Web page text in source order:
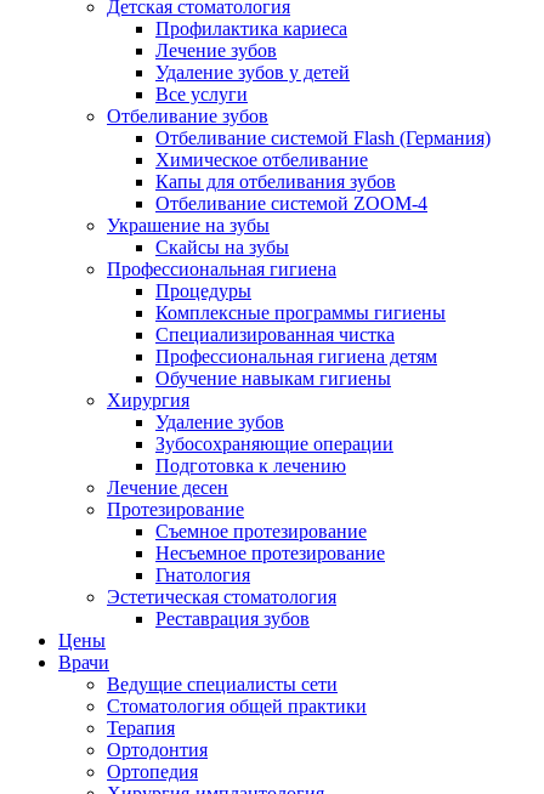
Детская стоматология
Профилактика кариеса
Лечение зубов
Удаление зубов у детей
Все услуги
Отбеливание зубов
Отбеливание системой Flash (Германия)
Химическое отбеливание
Капы для отбеливания зубов
Отбеливание системой ZOOM-4
Украшение на зубы
Скайсы на зубы
Профессиональная гигиена
Процедуры
Комплексные программы гигиены
Специализированная чистка
Профессиональная гигиена детям
Обучение навыкам гигиены
Хирургия
Удаление зубов
Зубосохраняющие операции
Подготовка к лечению
Лечение десен
Протезирование
Съемное протезирование
Несъемное протезирование
Гнатология
Эстетическая стоматология
Реставрация зубов
Цены
Врачи
Ведущие специалисты сети
Стоматология общей практики
Терапия
Ортодонтия
Ортопедия